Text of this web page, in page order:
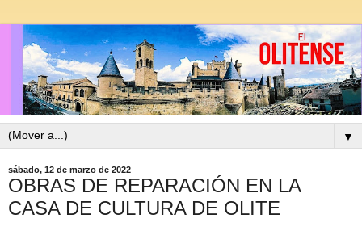
▼
sábado, 12 de marzo de 2022
OBRAS DE REPARACIÓN EN LA
CASA DE CULTURA DE OLITE